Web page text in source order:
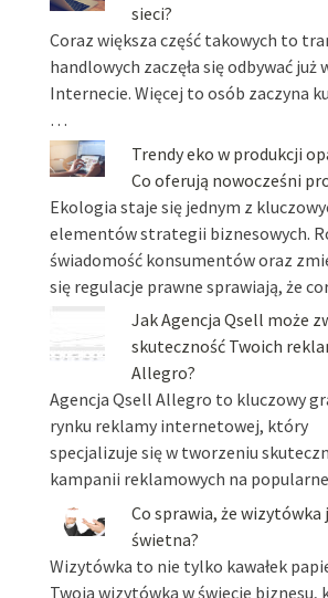
sieci?
Coraz większa część takowych to
handlowych zaczęła się odbywać już
Internecie. Więcej to osób zaczyna
…
Trendy eko w produkcji
Co oferują nowocześni
Ekologia staje się jednym z
elementów strategii biznesowych.
świadomość konsumentów oraz
się regulacje prawne sprawiają, że
Jak Agencja Qsell może
skuteczność Twoich
Allegro?
Agencja Qsell Allegro to kluczowy
rynku reklamy internetowej, który
specjalizuje się w tworzeniu
kampanii reklamowych na
Co sprawia, że wizytówka
świetna?
Wizytówka to nie tylko kawałek
Twoja wizytówka w świecie biznesu,